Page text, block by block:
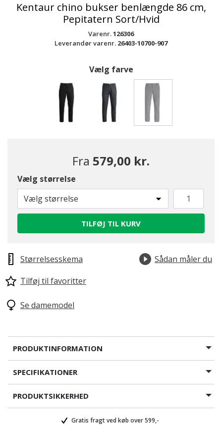
Kentaur chino bukser benlængde 86 cm,
Pepitatern Sort/Hvid
Varenr.126306
Leverandør varenr. 26403-10700-907
Vælg farve
Fra 579,00 kr.
Vælg størrelse
Vælg størrelse
TILFØJ TIL KURV
Størrelsesskema
Sådan måler du
Tilføj til favoritter
Se damemodel
PRODUKTINFORMATION
SPECIFIKATIONER
PRODUKTSIKKERHED
Gratis fragt ved køb over 599,-